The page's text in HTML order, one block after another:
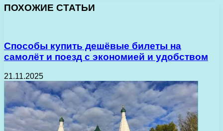
ПОХОЖИЕ СТАТЬИ
Способы купить дешёвые билеты на
самолёт и поезд с экономией и удобством
21.11.2025